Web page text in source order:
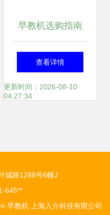
早教机选购指南
2023年优秀产品推
荐与解析
查看详情
更新时间：2026-08-10
04:27:34
城路1288号6幢J
645**
早教机 上海入介科技有限公司